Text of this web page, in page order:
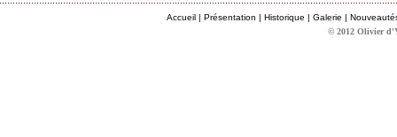
Accueil | Présentation | Historique | Galerie |
© 2012 Olivier